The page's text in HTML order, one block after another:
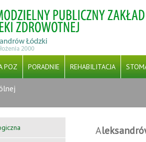
POZ PORADNIE REHABILITACJA
JEST ZE ŚRODKÓW EUROPEJSKIEGO
A